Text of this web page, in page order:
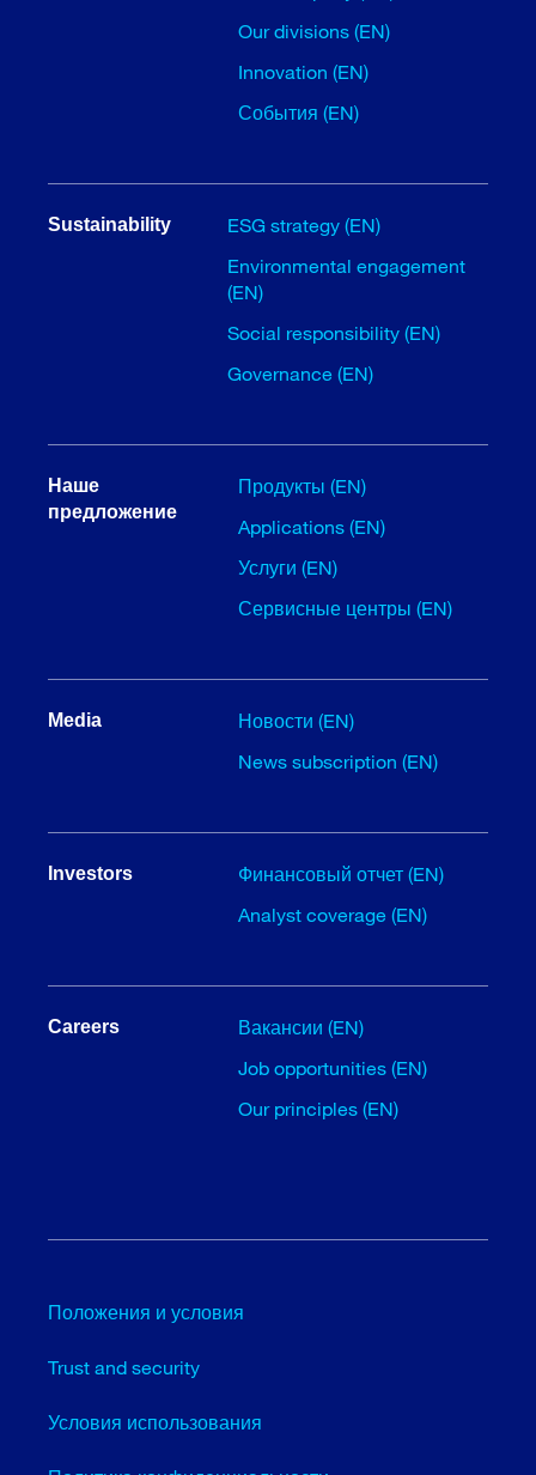
Our divisions (EN)
Innovation (EN)
События (EN)
Sustainability
ESG strategy (EN)
Environmental engagement
(EN)
Social responsibility (EN)
Governance (EN)
Наше
предложение
Продукты (EN)
Applications (EN)
Услуги (EN)
Сервисные центры (EN)
Media
Новости (EN)
News subscription (EN)
Investors
Финансовый отчет (EN)
Analyst coverage (EN)
Careers
Вакансии (EN)
Job opportunities (EN)
Our principles (EN)
Положения и условия
Trust and security
Условия использования